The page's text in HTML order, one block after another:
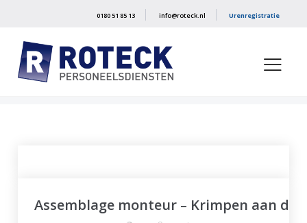
Urenregistratie
0180 51 85 13 info@roteck.nl
Assemblage monteur – Krimpen aan de